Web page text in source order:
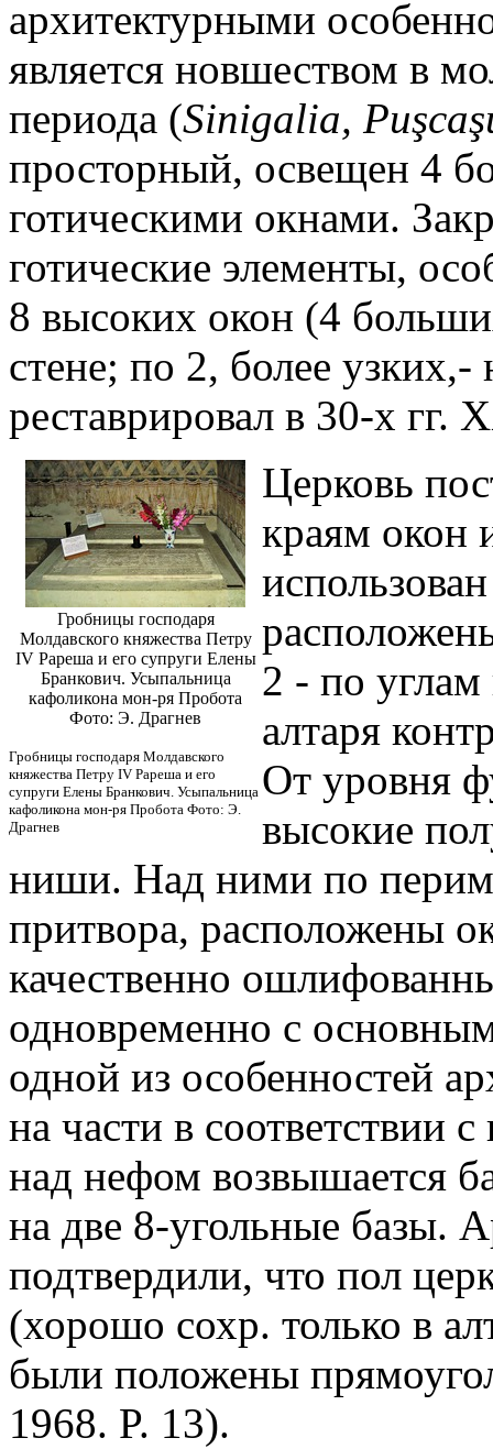
архитектурными
является новшеством в
периода (Sinigalia, Puşcaş
просторный, освещен 4
готическими окнами.
готические элементы,
8 высоких окон (4
стене; по 2, более
реставрировал в 30-х гг.
Гробницы господаря
Молдавского княжества Петру
IV Рареша и его супруги Елены
Бранкович. Усыпальница
кафоликона мон-ря Пробота
Фото: Э. Драгнев
Гробницы господаря Молдавского
княжества Петру IV Рареша и его
супруги Елены Бранкович. Усыпальница
кафоликона мон-ря Пробота Фото: Э.
Драгнев
Церковь
краям окон
2 - по
алтаря
От уровня
высокие
ниши. Над ними по
притвора, расположены
качественно
одновременно с
одной из особенностей
на части в соответствии
над нефом возвышается
на две 8-угольные базы.
подтвердили, что пол
(хорошо сохр. только в
были положены
1968. P. 13).